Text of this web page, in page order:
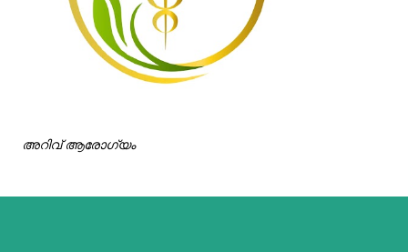
അറിവ് ആരോഗ്യം